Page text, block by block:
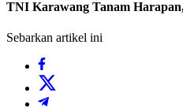
TNI Karawang Tanam
Sebarkan artikel ini